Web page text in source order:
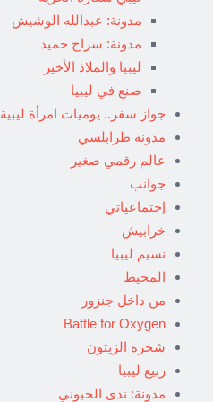
مدونة: عبدالله الوشيش
مدونة: سراج حميد
ليبيا والملاذ الأخير
صنع في ليبيا
جواز سفر.. يوميات امرأة ليبية
مدونة طرابلسي
عالم رقمي صغير
جوانب
إجتماعياتي
خرابيش
نسيم ليبيا
المحيط
من داخل جنزور
Battle for Oxygen
شجرة الزيتون
ربيع ليبيا
مدونة: ندى الحبوني